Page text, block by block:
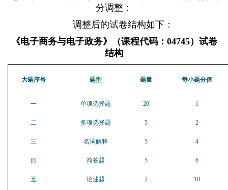
分调整：
调整后的试卷结构如下：
《电子商务与电子政务》（课程代码： 04745）试卷
结构
大题序号 题型 题量 每小题分值
一 单项选择题 20 1
二 多项选择题 5 2
三 名词解释 5 4
四 简答题 5 6
五 论述题 2 10